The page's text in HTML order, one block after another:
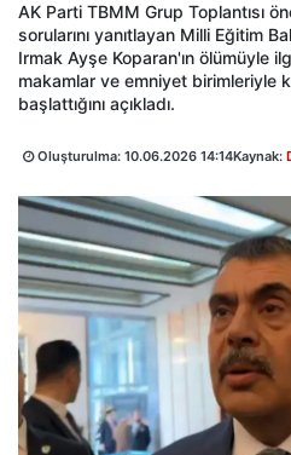
AK Parti TBMM Grup Toplantısı
sorularını yanıtlayan Milli Eğitim
Irmak Ayşe Koparan'ın ölümüyle
makamlar ve emniyet birimleriyle
başlattığını açıkladı.
Oluşturulma: 10.06.2026 14:14Kaynak: